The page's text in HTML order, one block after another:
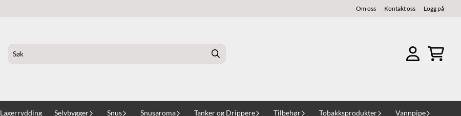
Om oss Kontakt oss Logg på
Lagerrydding Selvbygger Snus Snusaroma Tanker og Drippere Tilbehør Tobakksprodukter Vannpipe